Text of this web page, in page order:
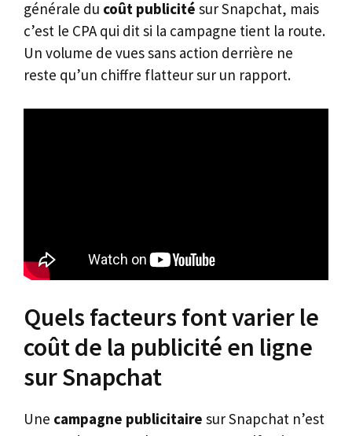
générale du coût publicité sur Snapchat, mais
c’est le CPA qui dit si la campagne tient la route.
Un volume de vues sans action derrière ne
reste qu’un chiffre flatteur sur un rapport.
Quels facteurs font varier le
coût de la publicité en ligne
sur Snapchat
Une campagne publicitaire sur Snapchat n’est